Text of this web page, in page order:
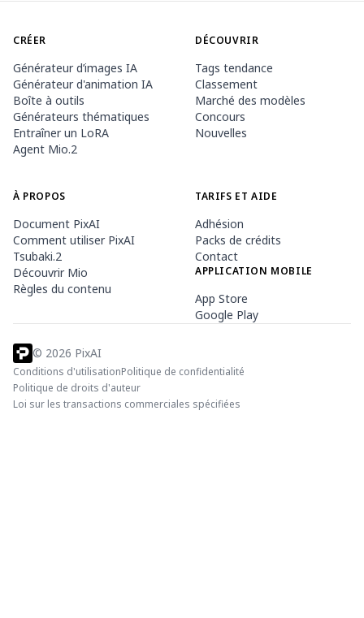
CRÉER
Générateur d’images IA
Générateur d'animation IA
Boîte à outils
Générateurs thématiques
Entraîner un LoRA
Agent Mio.2
DÉCOUVRIR
Tags tendance
Classement
Marché des modèles
Concours
Nouvelles
À PROPOS
Document PixAI
Comment utiliser PixAI
Tsubaki.2
Découvrir Mio
Règles du contenu
TARIFS ET AIDE
Adhésion
Packs de crédits
Contact
APPLICATION MOBILE
App Store
Google Play
© 2026 PixAI
Conditions d'utilisationPolitique de confidentialité
Politique de droits d'auteur
Loi sur les transactions commerciales spécifiées